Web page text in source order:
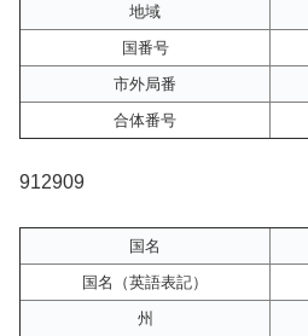
地域
国番号
市外局番
合体番号
912909
国名
国名（英語表記）
州